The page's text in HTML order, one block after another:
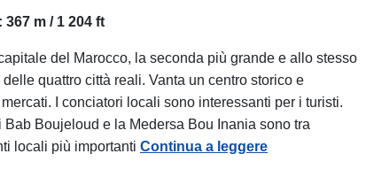
m / 1 204 ft
del Marocco, la seconda più grande e allo stesso
quattro città reali. Vanta un centro storico e
I conciatori locali sono interessanti per i turisti.
Bab Boujeloud e la Medersa Bou Inania sono tra
locali più importanti Continua a leggere